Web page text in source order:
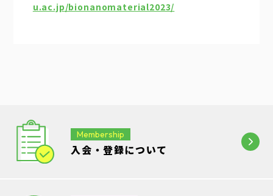
u.ac.jp/bionanomaterial2023/
Membership
入会・登録について